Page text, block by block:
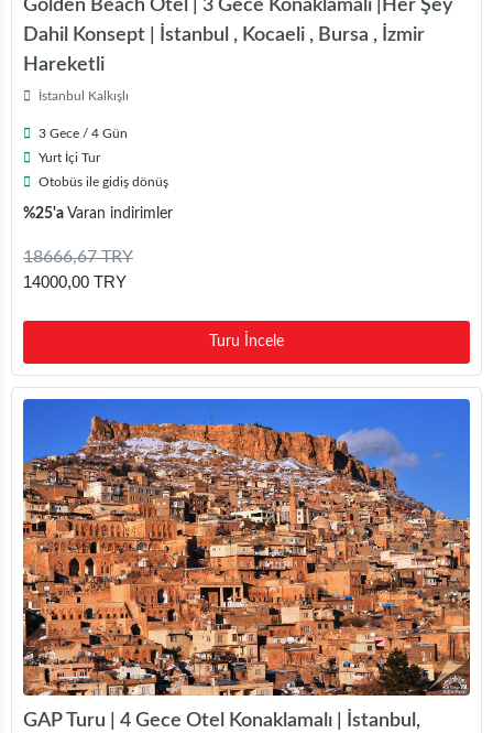
Golden Beach Otel | 3 Gece Konaklamalı |Her Şey
Dahil Konsept | İstanbul , Kocaeli , Bursa , İzmir
Hareketli
İstanbul Kalkışlı
3 Gece / 4 Gün
Yurt İçi Tur
Otobüs ile gidiş dönüş
%25'a Varan indirimler
18666,67 TRY
14000,00 TRY
Turu İncele
GAP Turu | 4 Gece Otel Konaklamalı | İstanbul,